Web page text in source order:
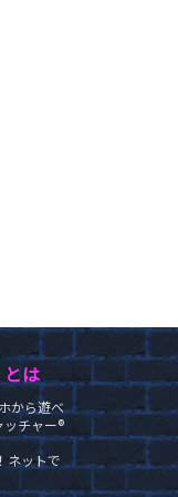
は
から遊べ
ッチャー®
ネットで